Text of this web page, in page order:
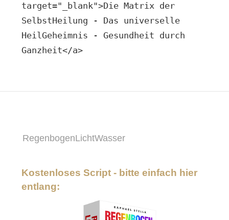
target="_blank">Die Matrix der
SelbstHeilung - Das universelle
HeilGeheimnis - Gesundheit durch
Ganzheit</a>
RegenbogenLichtWasser
Kostenloses Script - bitte einfach hier
entlang: